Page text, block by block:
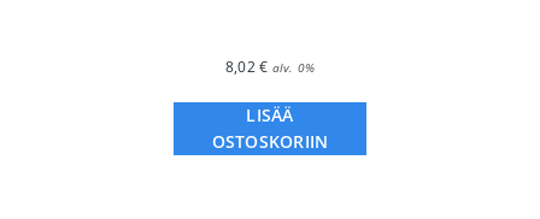
8,02€ alv. 0%
LISÄÄ
OSTOSKORIIN